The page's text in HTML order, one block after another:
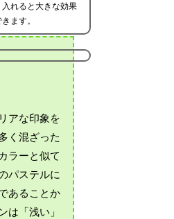
れると大きな効果
ます。
アな印象を
く混ざった
ラーと似て
パステルに
あることか
は「浅い」